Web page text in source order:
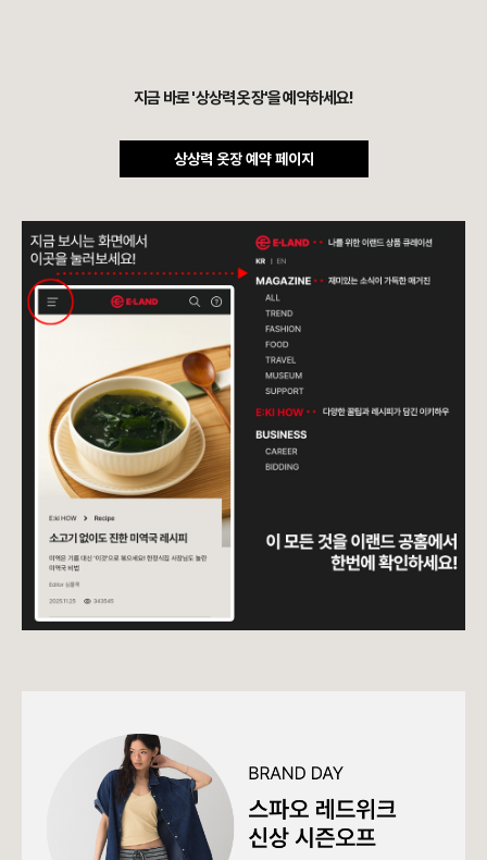
지금 바로 '상상력 옷장'을 예약하세요!
상상력 옷장 예약 페이지